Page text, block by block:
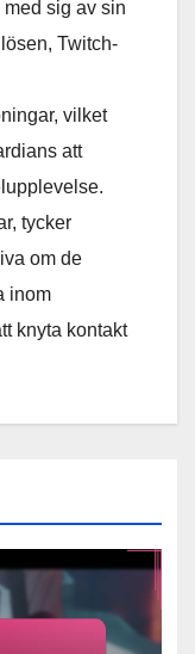
sig av sin
Twitch-
vilket
att
tycker
om de
inom
knyta kontakt